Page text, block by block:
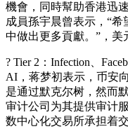
機會，同時幫助香港迅
成員孫宇晨曾表示，“
中做出更多貢獻。”，美
? Tier 2：Infection、
AI，蒋梦初表示，币安
是通过默克尔树，然而
审计公司为其提供审计
数中心化交易所承担着